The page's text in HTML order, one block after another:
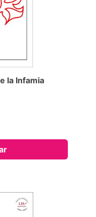
la Infamia